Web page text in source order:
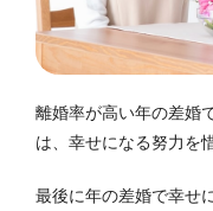
離婚率が高い年の差婚
は、幸せになる努力を
最後に年の差婚で幸せ